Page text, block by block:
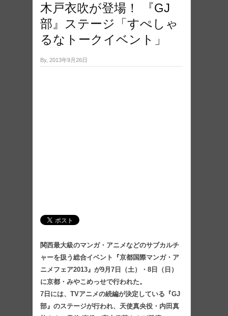
木戸衣吹が登場！ 『GJ
部』ステージ「すぺしゃ
るなトークイベント」
By, 2013年9月26日
関西最大級のマンガ・アニメなどのサブカルチ
ャーを扱う総合イベント『京都国際マンガ・ア
ニメフェア2013』が9月7日（土）・8日（日）
に京都・みやこめっせで行われた。
7日には、TVアニメの続編が決定している『GJ
部』のステージが行われ、天使真央役・内田真